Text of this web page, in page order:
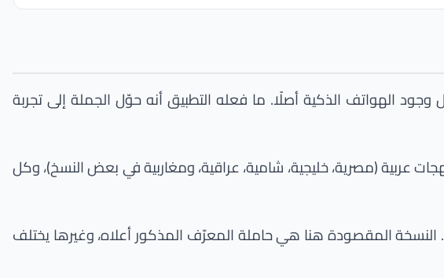
الهواتف الذكية أصلًا. ما فعله التطبيق أنه حوّل الجملة إلى تجربة
عربية (مصرية، خليجية، شامية، عراقية، ومغاربية في بعض النسخ)، وكل
النسخة المقصودة هنا هي حاملة المعرّف المذكور أعلاه، وغيرها يختلف